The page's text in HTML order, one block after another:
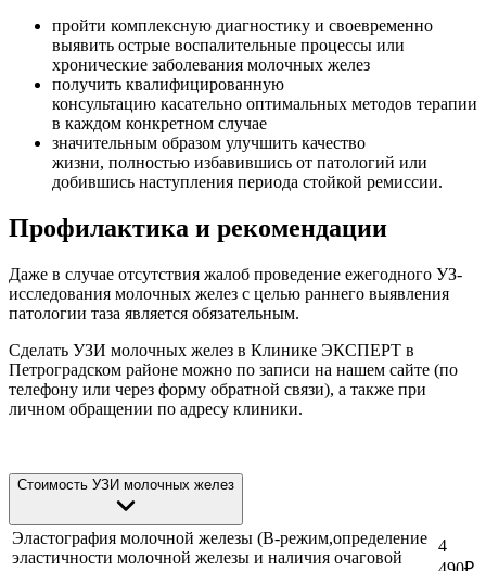
пройти комплексную диагностику и своевременно
выявить острые воспалительные процессы или
хронические заболевания молочных желез
получить квалифицированную
консультацию касательно оптимальных методов терапии
в каждом конкретном случае
значительным образом улучшить качество
жизни, полностью избавившись от патологий или
добившись наступления периода стойкой ремиссии.
Профилактика и рекомендации
Даже в случае отсутствия жалоб проведение ежегодного УЗ-
исследования молочных желез с целью раннего выявления
патологии таза является обязательным.
Сделать УЗИ молочных желез в Клинике ЭКСПЕРТ в
Петроградском районе можно по записи на нашем сайте (по
телефону или через форму обратной связи), а также при
личном обращении по адресу клиники.
Стоимость УЗИ молочных желез
Эластография молочной железы (В-режим,определение
эластичности молочной железы и наличия очаговой
4